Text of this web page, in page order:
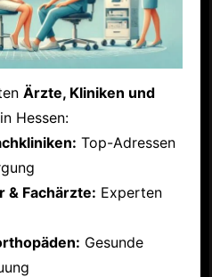
Ärzte, Kliniken und
in Hessen:
Top-Adressen
& Fachärzte: Experten
Gesunde